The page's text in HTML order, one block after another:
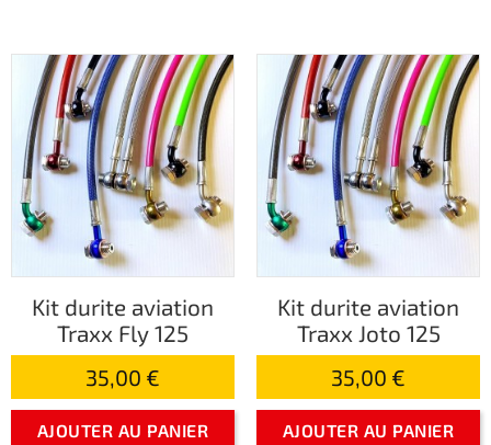
Kit durite aviation
Traxx Fly 125
35,00 €
AJOUTER AU PANIER
Kit durite aviation
Traxx Joto 125
35,00 €
AJOUTER AU PANIER